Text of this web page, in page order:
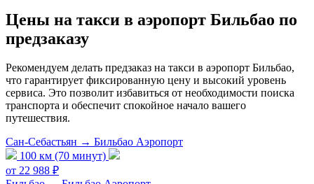
Цены на такси в аэропорт Бильбао по
предзаказу
Рекомендуем делать предзаказ на такси в аэропорт Бильбао,
что гарантирует фиксированную цену и высокий уровень
сервиса. Это позволит избавиться от необходимости поиска
транспорта и обеспечит спокойное начало вашего
путешествия.
Сан-Себастьян → Бильбао Аэропорт
100 км (70 минут)
от 22 988 ₽